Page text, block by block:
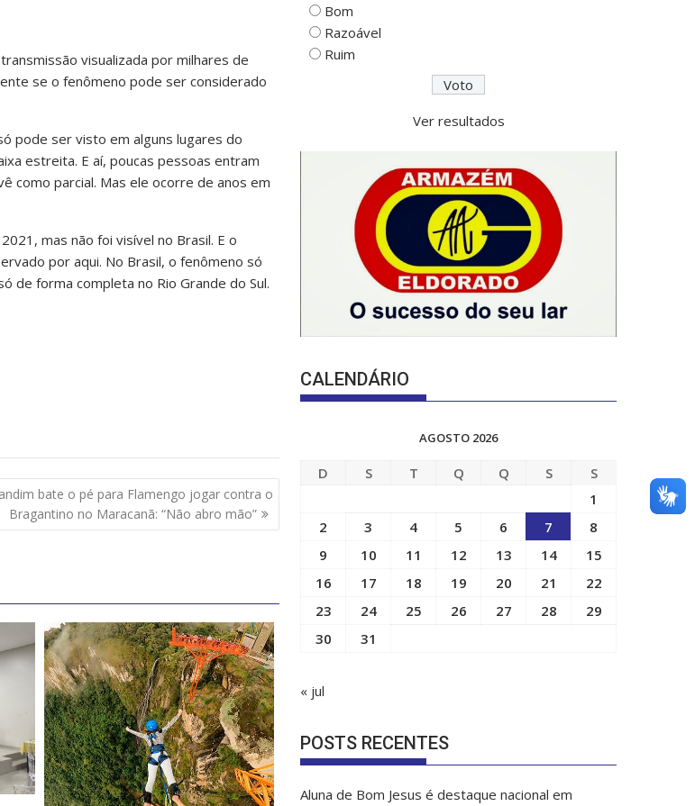
visualizada por milhares de
se o fenômeno pode ser considerado
pode ser visto em alguns lugares do
estreita. E aí, poucas pessoas entram
como parcial. Mas ele ocorre de anos em
mas não foi visível no Brasil. E o
por aqui. No Brasil, o fenômeno só
de forma completa no Rio Grande do Sul.
bate o pé para Flamengo jogar contra o
Bragantino no Maracanã: “Não abro mão”
Bom
Razoável
Ruim
Ver resultados
CALENDÁRIO
AGOSTO 2026
D S T Q Q S
S
1
2
3 4 5 6 7
8
9
10 11 12 13 14
15
16
17 18 19 20 21
22
23
24 25 26 27 28
29
30
31
« jul
POSTS RECENTES
Aluna de Bom Jesus é destaque nacional em